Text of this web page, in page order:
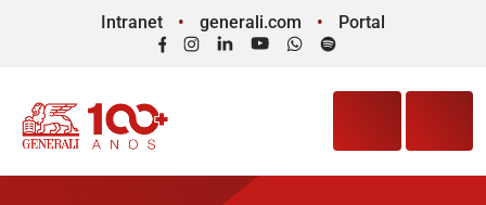
Intranet generali.com
Portal
FacebookInstagram
LinkedInYouTubeWhatsApp
Spotify